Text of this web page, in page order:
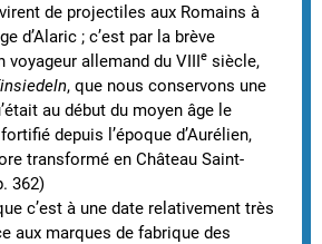
de projectiles aux Romains à
d’Alaric ; c’est par la brève
voyageur allemand du VIIIe siècle,
, que nous conservons une
au début du moyen âge le
depuis l’époque d’Aurélien,
transformé en Château Saint-
362)
c’est à une date relativement très
aux marques de fabrique des